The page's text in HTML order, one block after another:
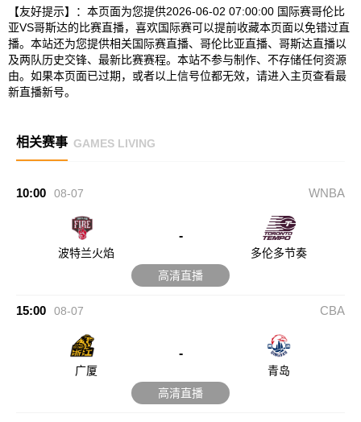
【友好提示】：本页面为您提供2026-06-02 07:00:00 国际赛哥伦比
亚VS哥斯达的比赛直播，喜欢国际赛可以提前收藏本页面以免错过直
播。本站还为您提供相关国际赛直播、哥伦比亚直播、哥斯达直播以
及两队历史交锋、最新比赛赛程。本站不参与制作、不存储任何资源
由。如果本页面已过期，或者以上信号位都无效，请进入主页查看最
新直播新号。
相关赛事 GAMES LIVING
10:00 08-07 WNBA
波特兰火焰
-
多伦多节奏
高清直播
15:00 08-07 CBA
广厦
-
青岛
高清直播